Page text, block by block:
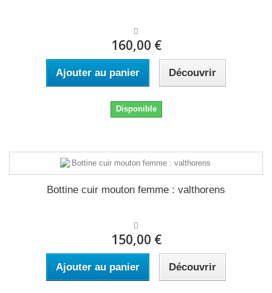
160,00 €
Ajouter au panier Découvrir
Disponible
Bottine cuir mouton femme : valthorens
150,00 €
Ajouter au panier Découvrir